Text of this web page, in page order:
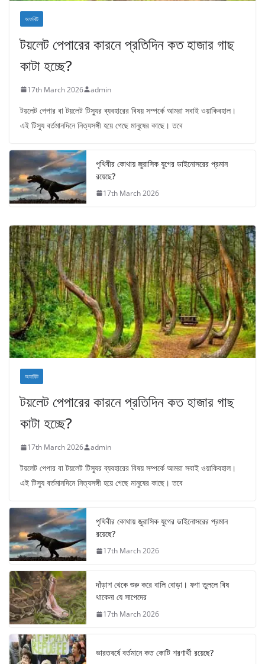
অফবিট
টয়লেট পেপারের কারনে প্রতিদিন কত হাজার গাছ
কাটা হচ্ছে?
17th March 2026 admin
টয়লেট পেপার বা টয়লেট টিস্যুর ব্যবহারের বিষয় সম্পর্কে আমরা সবাই ওয়াকিবহাল।
এই টিস্যু বর্তমানদিনে নিত্যসঙ্গী হয়ে গেছে মানুষের কাছে। তবে
পৃথিবীর কোথায় জুরাসিক যুগের ডাইনোসরের প্রমান
রয়েছে?
17th March 2026
অফবিট
টয়লেট পেপারের কারনে প্রতিদিন কত হাজার গাছ
কাটা হচ্ছে?
17th March 2026 admin
টয়লেট পেপার বা টয়লেট টিস্যুর ব্যবহারের বিষয় সম্পর্কে আমরা সবাই ওয়াকিবহাল।
এই টিস্যু বর্তমানদিনে নিত্যসঙ্গী হয়ে গেছে মানুষের কাছে। তবে
পৃথিবীর কোথায় জুরাসিক যুগের ডাইনোসরের প্রমান
রয়েছে?
17th March 2026
দাঁড়াশ থেকে শুরু করে বালি বোড়া। ফণা তুললে বিষ
থাকেনা যে সাপেদের
17th March 2026
ভারতবর্ষে বর্তমানে কত কোটি শরণার্থী রয়েছে?